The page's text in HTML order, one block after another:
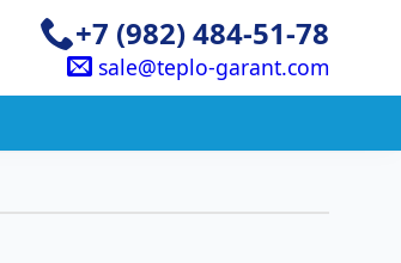
+7 (982) 484-51-78
sale@teplo-garant.com